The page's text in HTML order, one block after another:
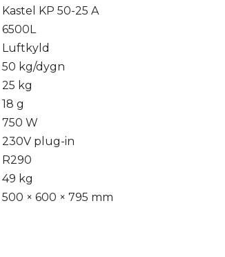
Kastel KP 50-25 A
6500L
Luftkyld
50 kg/dygn
25 kg
18 g
750 W
230V plug-in
R290
49 kg
500 × 600 × 795 mm